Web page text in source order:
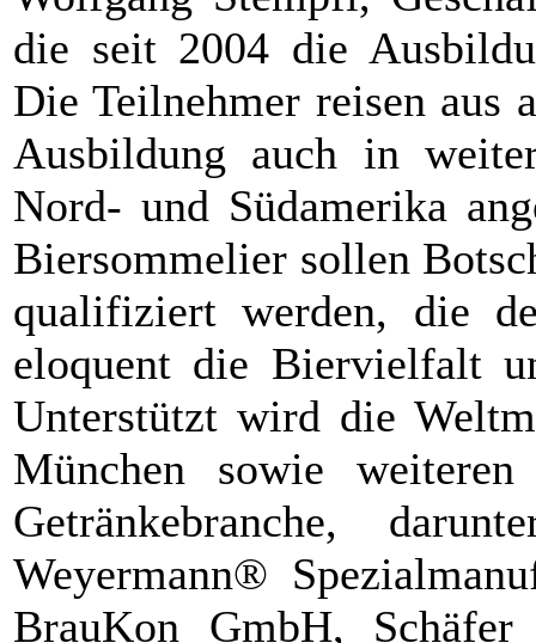
die seit 2004 die
Die Teilnehmer reisen
Ausbildung auch in
Nord- und Südamerika
Biersommelier sollen
qualifiziert werden, die
eloquent die Biervielfalt
Unterstützt wird die
München sowie
Getränkebranche,
Weyermann®
BrauKon GmbH,